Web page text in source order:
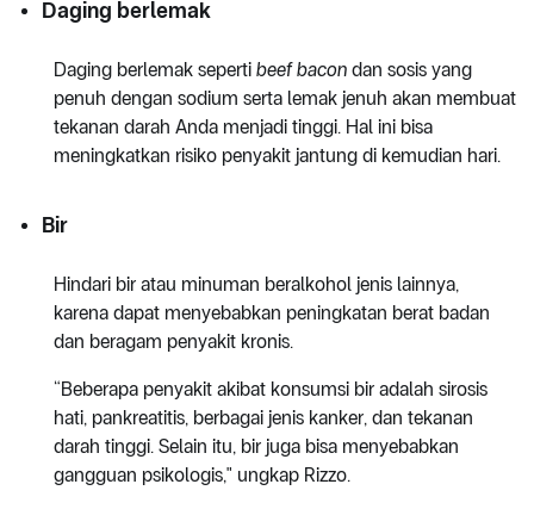
Daging berlemak
Daging berlemak seperti beef bacon dan sosis yang
penuh dengan sodium serta lemak jenuh akan membuat
tekanan darah Anda menjadi tinggi. Hal ini bisa
meningkatkan risiko penyakit jantung di kemudian hari.
Bir
Hindari bir atau minuman beralkohol jenis lainnya,
karena dapat menyebabkan peningkatan berat badan
dan beragam penyakit kronis.
“Beberapa penyakit akibat konsumsi bir adalah sirosis
hati, pankreatitis, berbagai jenis kanker, dan tekanan
darah tinggi. Selain itu, bir juga bisa menyebabkan
gangguan psikologis," ungkap Rizzo.